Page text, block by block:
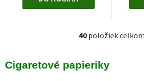
O
40položiek celkom
Cigaretové papieriky